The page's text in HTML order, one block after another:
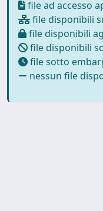
file ad accesso
file disponibili
file disponibili
file disponibili
file sotto
nessun file